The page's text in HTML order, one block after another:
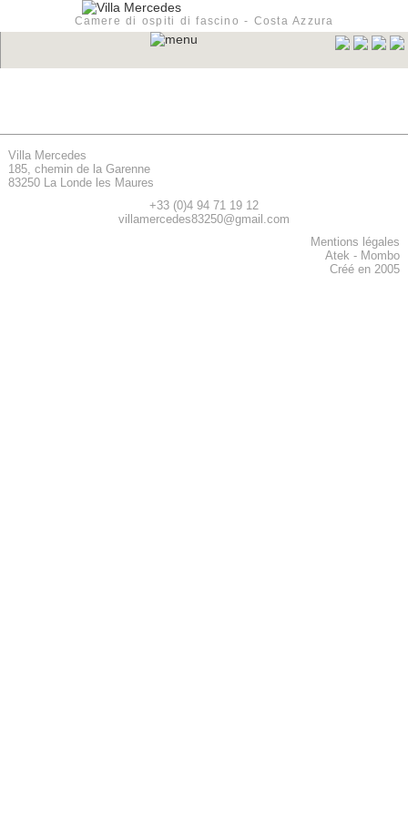
Camere di ospiti di fascino - Costa Azzura
Villa Mercedes
185, chemin de la Garenne
83250 La Londe les Maures
+33 (0)4 94 71 19 12
villamercedes83250@gmail.com
Mentions légales
Atek - Mombo
Créé en 2005